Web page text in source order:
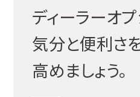
ディーラーオプ
気分と便利さ
高めましょう。